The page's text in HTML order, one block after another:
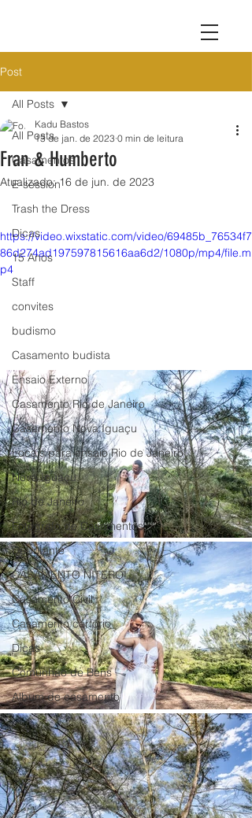
Post
All Posts
Casamentos
E-session
Trash the Dress
Dicas
15 Anos
Staff
convites
budismo
Casamento budista
Ensaio Externo
Casamento Rio de Janeiro
Casamento Nova Iguaçu
Locais para ensaio Rio de Janeiro
Nova Iguaçu
Rio de Janeiro
Fotografo de Casamentos
Debutante
CASAMENTO NITEROI
Casamento Civil
Casamento cartório
Dicas
Comunhão de Bens
Album de casamento
All Posts
Fran & Humberto
Kadu Bastos
13 de jan. de 2023 0 min de leitura
Atualizado:16 de jun. de 2023
https://video.wixstatic.com/video/69485b_76534f7
86d274ad197597815616aa6d2/1080p/mp4/file.m
p4